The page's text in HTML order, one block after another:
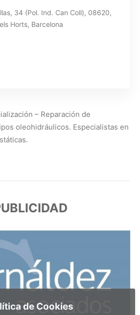
34 (Pol. Ind. Can Coll), 08620,
Horts, Barcelona
– Reparación de
oleohidráulicos. Especialistas en
de Cookies